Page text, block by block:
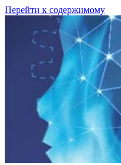
Перейти к содержимому